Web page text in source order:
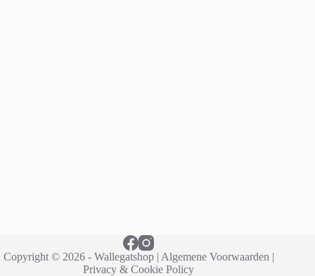
Copyright © 2026 - Wallegatshop | Algemene Voorwaarden |
Privacy & Cookie Policy